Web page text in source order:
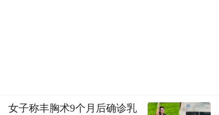
女子称丰胸术9个月后确诊乳